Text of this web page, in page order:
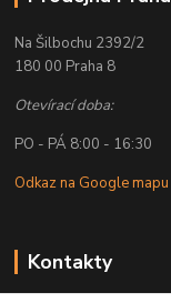
Na Šilbochu 2392/2
180 00 Praha 8
Otevírací doba:
PO - PÁ 8:00 - 16:30
Odkaz na Google mapu
Kontakty